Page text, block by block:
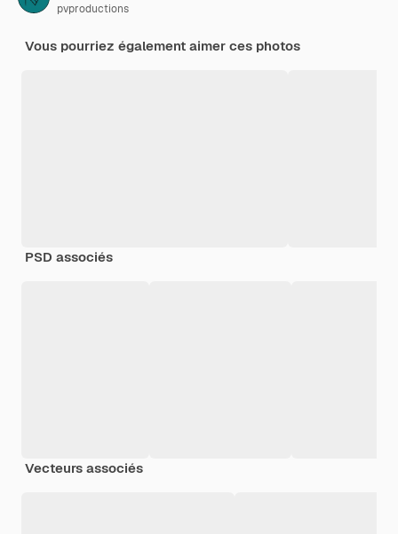
pvproductions
Vous pourriez également aimer ces photos
PSD associés
Vecteurs associés